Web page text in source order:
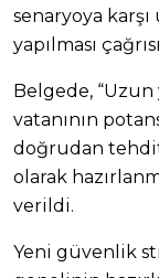
senaryoya
yapılması
Belgede,
vatanının
doğrudan tehdit
olarak
verildi.
Yeni güvenlik